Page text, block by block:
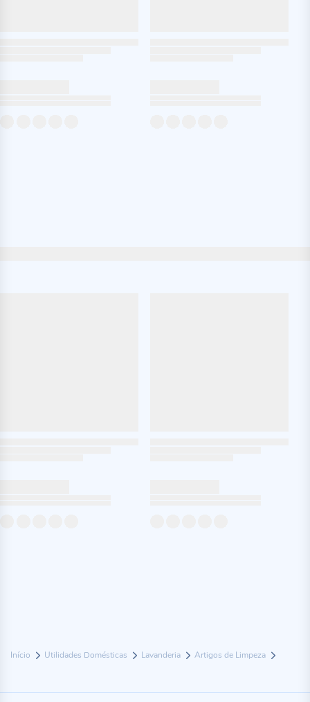
Início Utilidades Domésticas Lavanderia Artigos de Limpeza